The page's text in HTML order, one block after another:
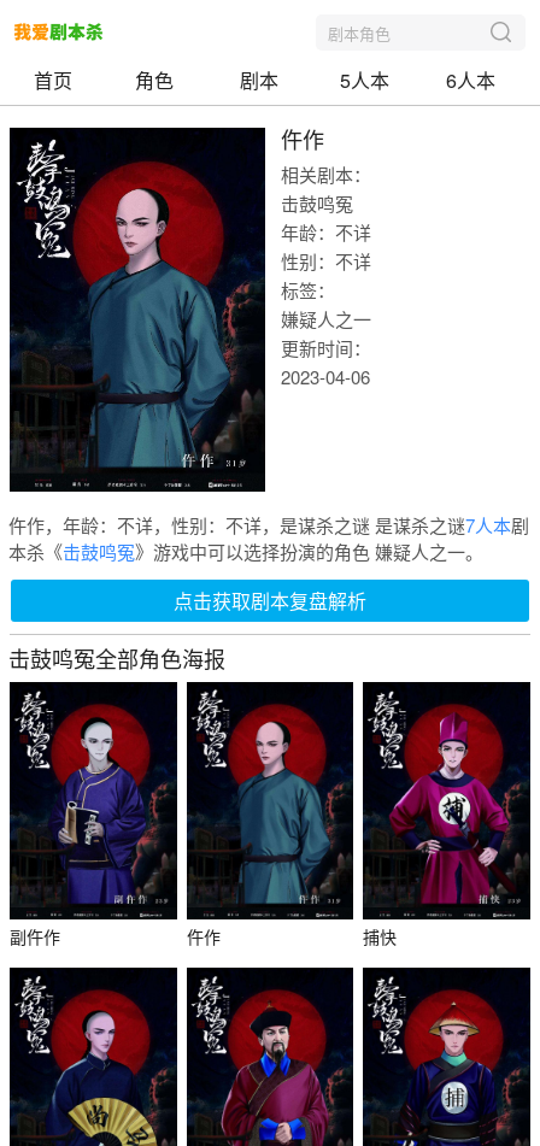
我爱剧本
剧本角色
首页 角色 剧本 5人本 6人本
仵作
相关剧本：
击鼓鸣冤
年龄：不详
性别：不详
标签：
嫌疑人之一
更新时间：
2023-04-06
仵作，年龄：不详，性别：不详，是谋杀之谜 是谋杀之谜7人本剧
本杀《击鼓鸣冤》游戏中可以选择扮演的角色 嫌疑人之一。
点击获取剧本复盘解析
击鼓鸣冤全部角色海报
副仵作 仵作 捕快